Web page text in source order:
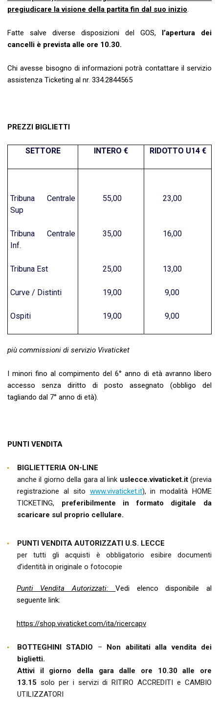
pregiudicare la visione della partita fin dal suo inizio.
Fatte salve diverse disposizioni del GOS,
l’apertura dei
cancelli è prevista alle ore 10.30.
Chi avesse bisogno di informazioni potrà contattare il servizio
assistenza Ticketing al nr. 334.2844565
PREZZI BIGLIETTI
SETTORE INTERO € RIDOTTO U14 €
Tribuna Centrale
Sup
55,00 23,00
Tribuna Centrale
Inf.
35,00 16,00
Tribuna Est 25,00 13,00
Curve / Distinti 19,00 9,00
Ospiti 19,00 9,00
più commissioni di servizio Vivaticket
I minori fino al compimento del 6° anno di età avranno libero
accesso senza diritto di posto assegnato (obbligo del
tagliando dal 7° anno di età).
PUNTI VENDITA
BIGLIETTERIA ON-LINE
anche il giorno della gara al link uslecce.vivaticket.it(previa
registrazione al sito www.vivaticket.it), in modalità HOME
TICKETING, preferibilmente in formato digitale da
scaricare sul proprio cellulare.
PUNTI VENDITA AUTORIZZATI U.S. LECCE
per tutti gli acquisti è obbligatorio esibire documenti
d’identità in originale o fotocopie
Punti Vendita Autorizzati:Vedi elenco disponibile al
seguente link:
https://shop.vivaticket.com/ita/ricercapv
BOTTEGHINI STADIO –
Non abilitati alla vendita dei
biglietti.
Attivi il giorno della gara dalle ore 10.30 alle ore
13.15 solo per i servizi di RITIRO ACCREDITI e CAMBIO
UTILIZZATORI